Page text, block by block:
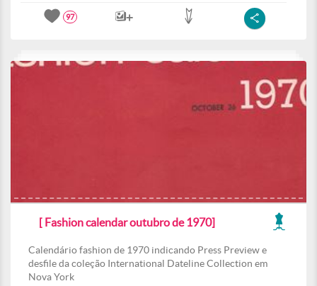
97
[ Fashion calendar outubro de 1970]
Calendário fashion de 1970 indicando Press Preview e
desfile da coleção International Dateline Collection em
Nova York